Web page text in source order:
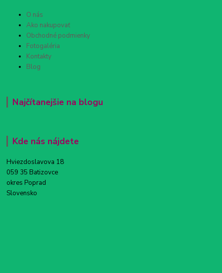
O nás
Ako nakupovať
Obchodné podmienky
Fotogaléria
Kontakty
Blog
Najčítanejšie na blogu
Kde nás nájdete
Hviezdoslavova 18
059 35 Batizovce
okres Poprad
Slovensko